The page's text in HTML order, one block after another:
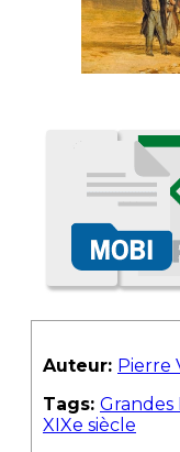
Auteur: Pierre
Tags: Grandes
XIXe siècle